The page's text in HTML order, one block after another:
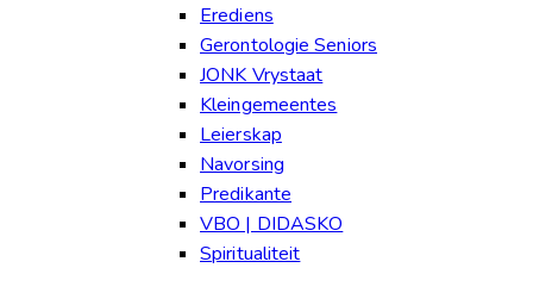
Erediens
Gerontologie Seniors
JONK Vrystaat
Kleingemeentes
Leierskap
Navorsing
Predikante
VBO | DIDASKO
Spiritualiteit